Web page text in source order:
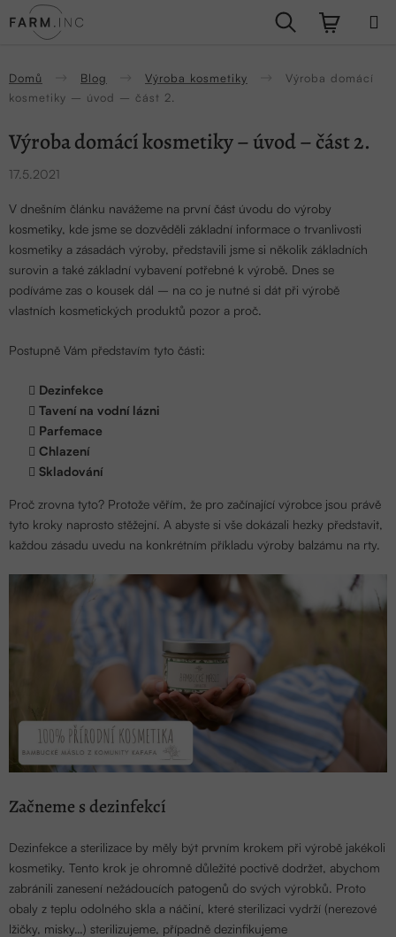
na
Hledat
Domů Blog Výroba kosmetiky
Výroba domácí
kosmetiky – úvod – část 2.
Výroba domácí kosmetiky – úvod – část 2.
17.5.2021
V dnešním článku navážeme na první část úvodu do výroby
kosmetiky, kde jsme se dozvěděli základní informace o trvanlivosti
kosmetiky a zásadách výroby, představili jsme si několik základních
surovin a také základní vybavení potřebné k výrobě. Dnes se
podíváme zas o kousek dál – na co je nutné si dát při výrobě
vlastních kosmetických produktů pozor a proč.
Postupně Vám představím tyto části:
Dezinfekce
Tavení na vodní lázni
Parfemace
Chlazení
Skladování
Proč zrovna tyto? Protože věřím, že pro začínající výrobce jsou právě
tyto kroky naprosto stěžejní. A abyste si vše dokázali hezky představit,
každou zásadu uvedu na konkrétním příkladu výroby balzámu na rty.
Začneme s dezinfekcí
Dezinfekce a sterilizace by měly být prvním krokem při výrobě jakékoli
kosmetiky. Tento krok je ohromně důležité poctivě dodržet, abychom
zabránili zanesení nežádoucích patogenů do svých výrobků. Proto
obaly z teplu odolného skla a náčiní, které sterilizaci vydrží (nerezové
lžičky, misky…) sterilizujeme, případně dezinfikujeme